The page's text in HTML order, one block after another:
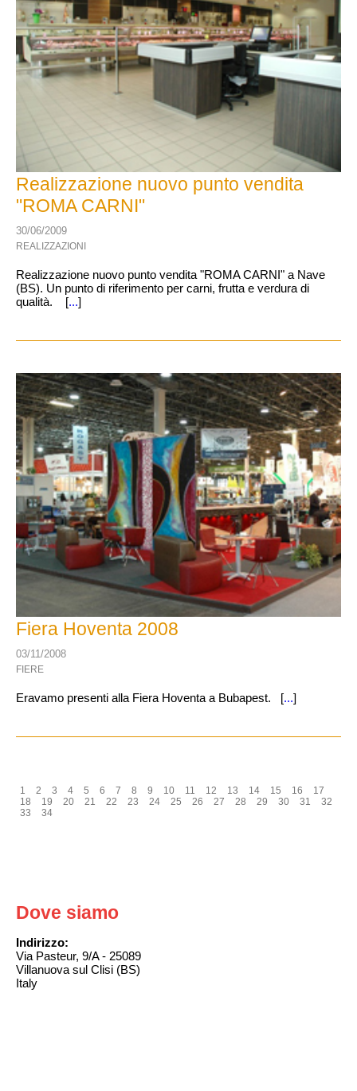
Realizzazione nuovo punto vendita
"ROMA CARNI"
30/06/2009
REALIZZAZIONI
Realizzazione nuovo punto vendita "ROMA CARNI" a Nave
(BS). Un punto di riferimento per carni, frutta e verdura di
qualità. [...]
Fiera Hoventa 2008
03/11/2008
FIERE
Eravamo presenti alla Fiera Hoventa a Bubapest. [...]
1 2 3 4 5 6 7 8 9 10 11 12 13 14 15 16
17
18
19 20 21 22 23 24 25 26 27 28 29 30 31
32
33
34
Dove siamo
Indirizzo:
Via Pasteur, 9/A - 25089
Villanuova sul Clisi (BS)
Italy